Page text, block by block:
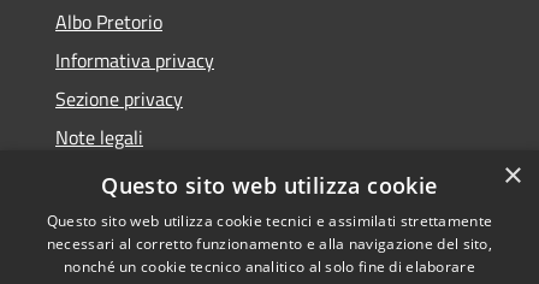
Albo Pretorio
Informativa privacy
Sezione privacy
Note legali
Dichiarazione di accessibilità
×
Questo sito web utilizza cookie
Questo sito web utilizza cookie tecnici e assimilati strettamente
necessari al corretto funzionamento e alla navigazione del sito,
nonché un cookie tecnico analitico al solo fine di elaborare